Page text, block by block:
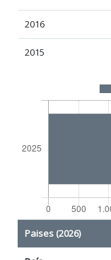
2016
2015
Paises (2026)